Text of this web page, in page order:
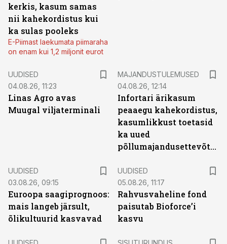
kerkis, kasum samas
nii kahekordistus kui
ka sulas pooleks
E-Piimast laekumata piimaraha
on enam kui 1,2 miljonit eurot
UUDISED
04.08.26, 11:23
Linas Agro avas
Muugal viljaterminali
MAJANDUSTULEMUSED
04.08.26, 12:14
Infortari ärikasum
peaaegu kahekordistus,
kasumlikkust toetasid
ka uued
põllumajandusettevõtted
UUDISED
03.08.26, 09:15
Euroopa saagiprognoos:
mais langeb järsult,
õlikultuurid kasvavad
UUDISED
05.08.26, 11:17
Rahvusvaheline fond
paisutab Bioforce’i
kasvu